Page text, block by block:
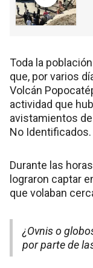
Toda la
que, por varios
Volcán
actividad que
avistamientos
No Identificados.
Durante las
lograron captar
que volaban
¿Ovnis o
por parte de